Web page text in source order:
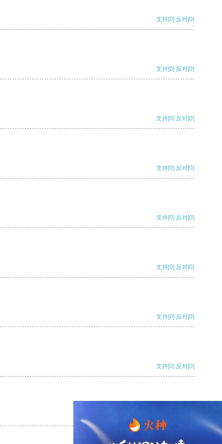
支持[0] 反对[0]
支持[0] 反对[0]
支持[0] 反对[0]
支持[0] 反对[0]
支持[0] 反对[0]
支持[0] 反对[0]
支持[0] 反对[0]
支持[0] 反对[0]